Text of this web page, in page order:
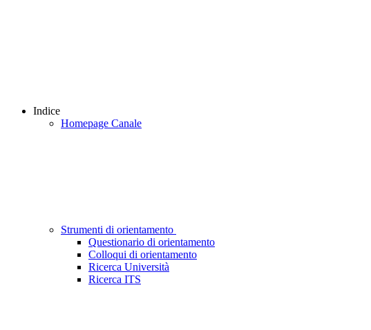
Indice
Homepage Canale
Strumenti di orientamento
Questionario di orientamento
Colloqui di orientamento
Ricerca Università
Ricerca ITS